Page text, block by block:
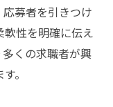
募者を引きつけ
性を明確に伝え
くの求職者が興
。